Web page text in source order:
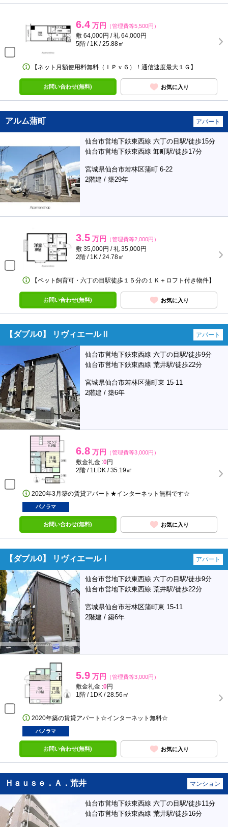
6.4 万円 （管理費等5,500円）
敷 64,000円 / 礼 64,000円
5階 / 1K / 25.88㎡
【ネット月額使用料無料（ＩＰｖ６）！通信速度最大１Ｇ】
お問い合わせ(無料) お気に入り
アルム蒲町 アパート
仙台市営地下鉄東西線 六丁の目駅/徒歩15分
仙台市営地下鉄東西線 卸町駅/徒歩17分
宮城県仙台市若林区蒲町 6-22
2階建 / 築29年
3.5 万円 （管理費等2,000円）
敷 35,000円 / 礼 35,000円
2階 / 1K / 24.78㎡
【ペット飼育可・六丁の目駅徒歩１５分の１Ｋ＋ロフト付き物件】
お問い合わせ(無料) お気に入り
【ダブル0】 リヴィエールⅡ アパート
仙台市営地下鉄東西線 六丁の目駅/徒歩9分
仙台市営地下鉄東西線 荒井駅/徒歩22分
宮城県仙台市若林区蒲町東 15-11
2階建 / 築6年
6.8 万円 （管理費等3,000円）
敷金礼金 :0円
2階 / 1LDK / 35.19㎡
2020年3月築の賃貸アパート★インターネット無料です☆
パノラマ
お問い合わせ(無料) お気に入り
【ダブル0】 リヴィエールⅠ アパート
仙台市営地下鉄東西線 六丁の目駅/徒歩9分
仙台市営地下鉄東西線 荒井駅/徒歩22分
宮城県仙台市若林区蒲町東 15-11
2階建 / 築6年
5.9 万円 （管理費等3,000円）
敷金礼金 :0円
1階 / 1DK / 28.56㎡
2020年築の賃貸アパート☆インターネット無料☆
パノラマ
お問い合わせ(無料) お気に入り
Ｈａｕｓｅ．Ａ．荒井 マンション
仙台市営地下鉄東西線 六丁の目駅/徒歩11分
仙台市営地下鉄東西線 荒井駅/徒歩16分